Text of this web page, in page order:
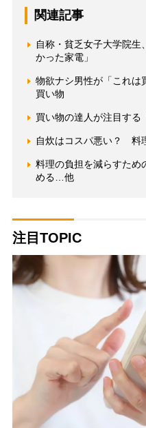
関連記事
自称・貧乏女子大学院生
かった家電」
物欲ナシ男性が「これ
買い物
買い物の達人が注目する
自炊はコスパ悪い？ 料
料理の負担を減らすた
める…他
注目TOPIC